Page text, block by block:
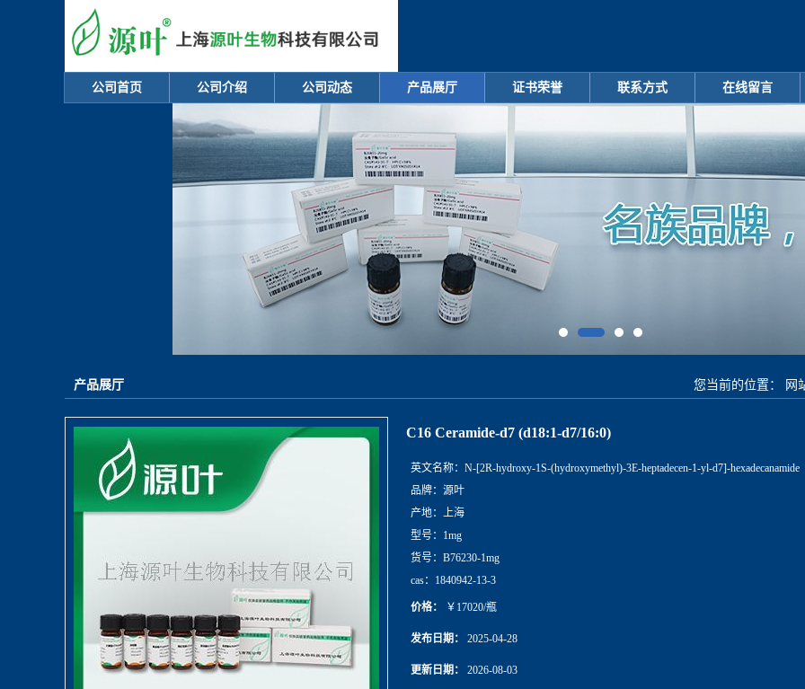
公司首页 公司介绍 公司动态 产品展厅 证书荣誉 联系方式 在线留言
产品展厅 您当前的位置： 网
C16 Ceramide-d7 (d18:1-d7/16:0)
英文名称： N-[2R-hydroxy-1S-(hydroxymethyl)-3E-heptadecen-1-yl-d7]-hexadecanamide
品牌： 源叶
产地： 上海
型号： 1mg
货号： B76230-1mg
cas： 1840942-13-3
价格： ￥17020/瓶
发布日期： 2025-04-28
更新日期： 2026-08-03